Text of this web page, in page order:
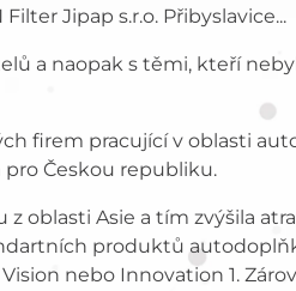
Jipap s.r.o. Přibyslavice...
a naopak s těmi, kteří
firem pracující v oblasti
Českou republiku.
oblasti Asie a tím zvýšila
produktů
nebo Innovation 1.